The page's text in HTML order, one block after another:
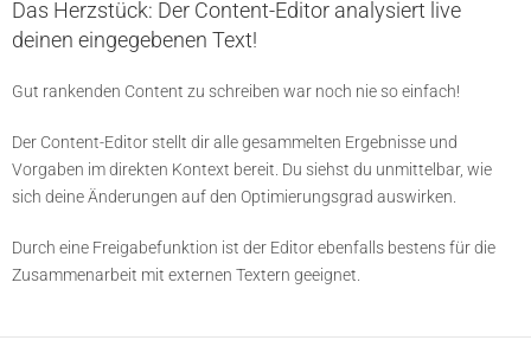
Das Herzstück: Der Content-Editor analysiert live
deinen eingegebenen Text!
Gut rankenden Content zu schreiben war noch nie so einfach!
Der Content-Editor stellt dir alle gesammelten Ergebnisse und
Vorgaben im direkten Kontext bereit. Du siehst du unmittelbar, wie
sich deine Änderungen auf den Optimierungsgrad auswirken.
Durch eine Freigabefunktion ist der Editor ebenfalls bestens für die
Zusammenarbeit mit externen Textern geeignet.